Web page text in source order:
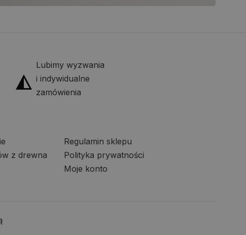
Lubimy wyzwania
i indywidualne
zamówienia
z drewna
Regulamin sklepu
Polityka prywatności
Moje konto